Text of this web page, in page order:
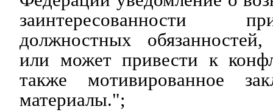
заинтересованности
должностных
или может привести к
также мотивированное
материалы.";